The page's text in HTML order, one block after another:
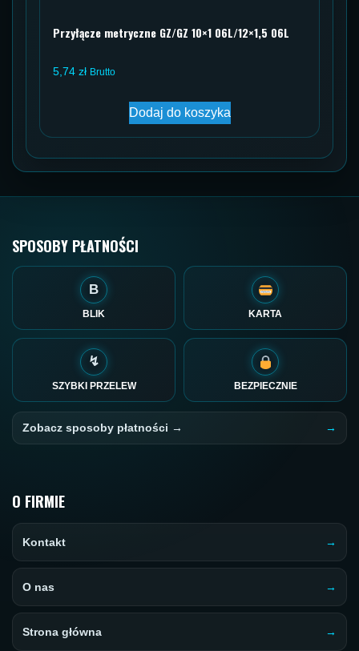
Przyłącze metryczne GZ/GZ 10×1 06L/12×1,5 06L
5,74 zł Brutto
Dodaj do koszyka
SPOSOBY PŁATNOŚCI
B
BLIK KARTA
↯
SZYBKI PRZELEW BEZPIECZNIE
Zobacz sposoby płatności →
O FIRMIE
Kontakt
O nas
Strona główna